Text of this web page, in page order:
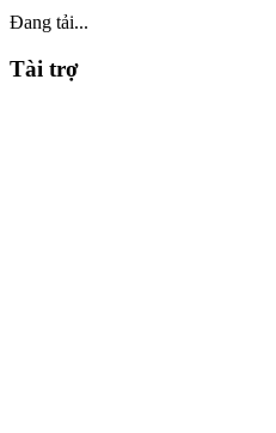
Đang tải...
Tài trợ